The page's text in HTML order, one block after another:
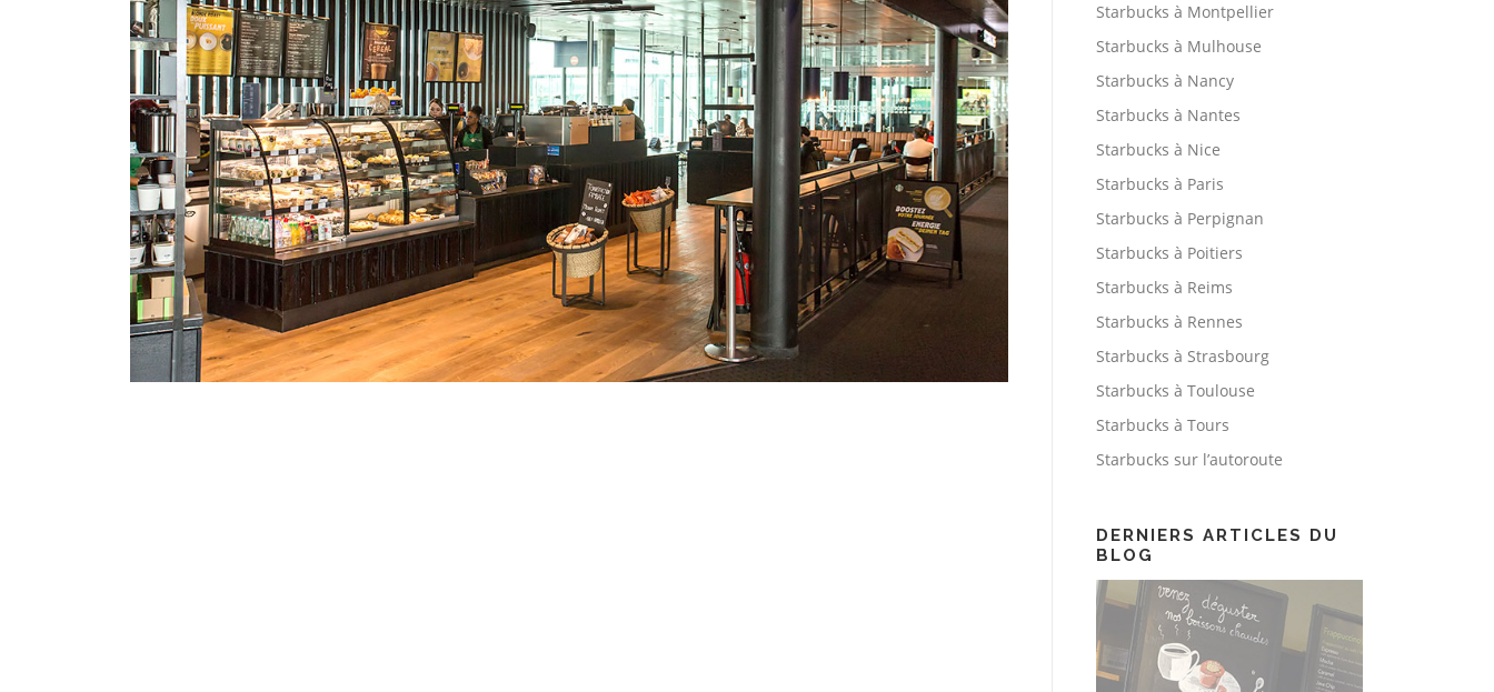
Starbucks à Montpellier
Starbucks à Mulhouse
Starbucks à Nancy
Starbucks à Nantes
Starbucks à Nice
Starbucks à Paris
Starbucks à Perpignan
Starbucks à Poitiers
Starbucks à Reims
Starbucks à Rennes
Starbucks à Strasbourg
Starbucks à Toulouse
Starbucks à Tours
Starbucks sur l’autoroute
DERNIERS ARTICLES DU
BLOG